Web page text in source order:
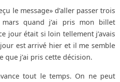
le message» d’aller passer trois
quand j’ai pris mon billet
jour était si loin tellement j’avais
est arrivé hier et il me semble
que j’ai pris cette décision.
tout le temps. On ne peut